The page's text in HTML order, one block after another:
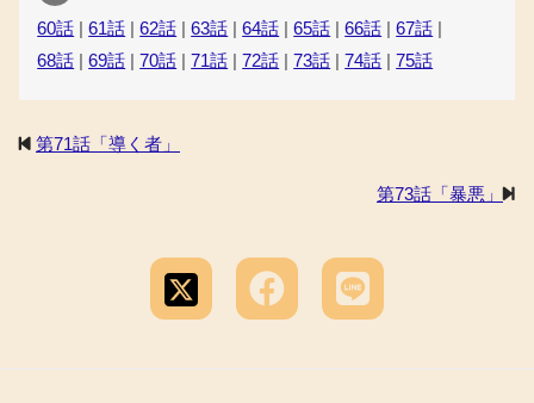
60話 |61話 |62話 |63話 |64話 |65話 |66話 |67話 |
68話 |69話 |70話 |71話 |72話 |73話 |74話 |75話
第71話「導く者」
第73話「暴悪」